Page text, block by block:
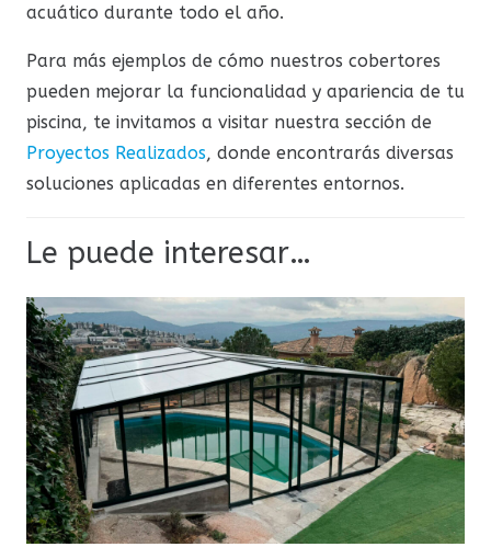
acuático durante todo el año.
Para más ejemplos de cómo nuestros cobertores
pueden mejorar la funcionalidad y apariencia de tu
piscina, te invitamos a visitar nuestra sección de
Proyectos Realizados, donde encontrarás diversas
soluciones aplicadas en diferentes entornos.
Le puede interesar…